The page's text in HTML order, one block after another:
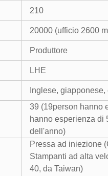
210
20000 (ufficio 2600
Produttore
LHE
Inglese, giapponese,
39 (19person hanno
hanno esperienza di
dell'anno)
Pressa ad iniezione
Stampanti ad alta
40, da Taiwan)